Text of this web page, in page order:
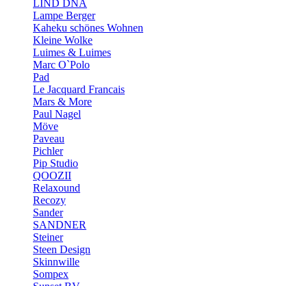
LIND DNA
Lampe Berger
Kaheku schönes Wohnen
Kleine Wolke
Luimes & Luimes
Marc O`Polo
Pad
Le Jacquard Francais
Mars & More
Paul Nagel
Möve
Paveau
Pichler
Pip Studio
QOOZII
Relaxound
Recozy
Sander
SANDNER
Steiner
Steen Design
Skinnwille
Sompex